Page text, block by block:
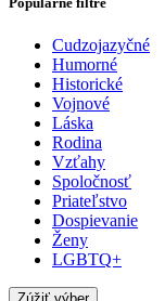
Cudzojazyčné
Humorné
Historické
Vojnové
Láska
Rodina
Vzťahy
Spoločnosť
Priateľstvo
Dospievanie
Ženy
LGBTQ+